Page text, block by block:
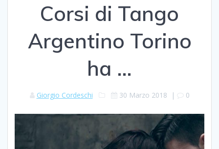
Corsi di Tango
Argentino Torino
ha …
Giorgio Cordeschi 30 Marzo 2018 | 0